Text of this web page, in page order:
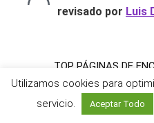
revisado por Luis
TOP PÁGINAS DE
Utilizamos cookies para
servicio.
Aceptar Todo